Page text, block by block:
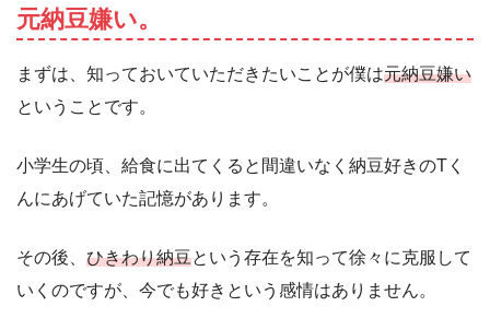
元納豆嫌い。
まずは、知っておいていただきたいことが僕は元納豆嫌い
ということです。
小学生の頃、給食に出てくると間違いなく納豆好きのTく
んにあげていた記憶があります。
その後、 ひきわり納豆という存在を知って徐々に克服して
いくのですが、今でも好きという感情はありません。